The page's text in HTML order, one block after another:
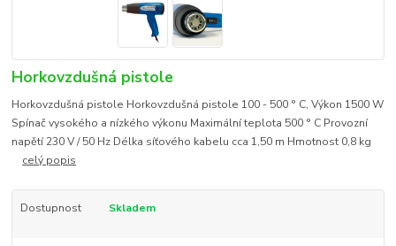
Horkovzdušná pistole
Horkovzdušná pistole Horkovzdušná pistole 100 - 500 ° C, Výkon 1500 W
Spínač vysokého a nízkého výkonu Maximální teplota 500 ° C Provozní
napětí 230 V / 50 Hz Délka síťového kabelu cca 1,50 m Hmotnost 0,8 kg
celý popis
Dostupnost Skladem